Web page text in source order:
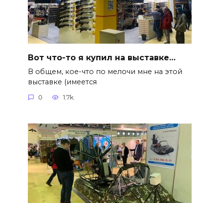
Вот что-то я купил на выставке…
В общем, кое-что по мелочи мне на этой
выставке (имеется
0 1.7k.